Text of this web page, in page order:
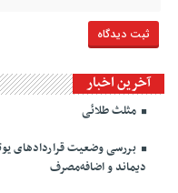
آخرین اخبار
مثلث طلائی
بررسی وضعیت قراردادهای
دیماند و اضافه‌مصرف